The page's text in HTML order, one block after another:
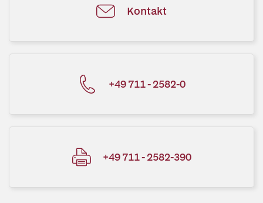
Kontakt
+49 711 - 2582-0
+49 711 - 2582-390